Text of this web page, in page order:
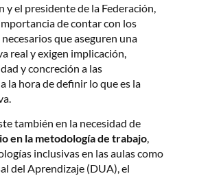
y el presidente de la Federación,
de contar con los
que aseguren una
real y exigen implicación,
y concreción a las
la hora de definir lo que es la
también en la necesidad de
en la metodología de trabajo,
inclusivas en las aulas como
del Aprendizaje (DUA), el